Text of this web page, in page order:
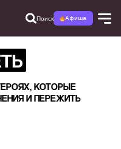
Поиск Афиша
КОТОРЫЕ
И ПЕРЕЖИТЬ